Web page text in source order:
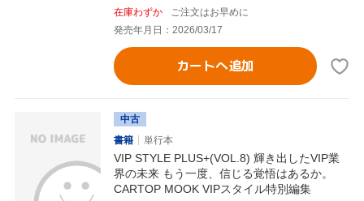
在庫わずか
ご注文はお早めに
発売年月日：2026/03/17
カートへ追加
中古
書籍
単行本
VIP STYLE PLUS+(VOL.8) 輝き出したVIP業
界の未来 もう一度、信じる覚悟はあるか。
CARTOP MOOK VIPスタイル特別編集